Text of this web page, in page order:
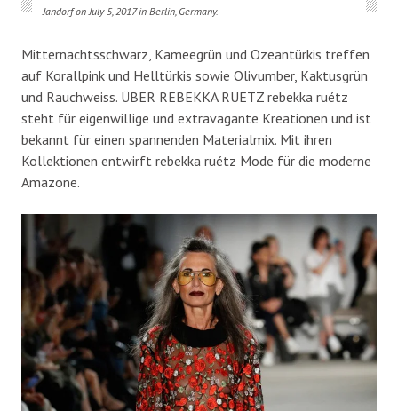
Jandorf on July 5, 2017 in Berlin, Germany.
Mitternachtsschwarz, Kameegrün und Ozeantürkis treffen
auf Korallpink und Helltürkis sowie Olivumber, Kaktusgrün
und Rauchweiss. ÜBER REBEKKA RUETZ rebekka ruétz
steht für eigenwillige und extravagante Kreationen und ist
bekannt für einen spannenden Materialmix. Mit ihren
Kollektionen entwirft rebekka ruétz Mode für die moderne
Amazone.